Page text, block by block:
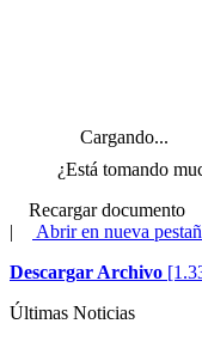
Cargando...
¿Está tomando
Recargar documento
|
Abrir en nueva
Descargar Archivo
Últimas Noticias